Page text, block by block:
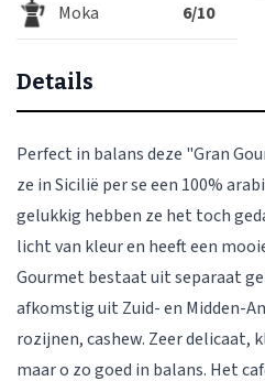
Moka 6/10
Details
Perfect in balans deze "Gran
ze in Sicilië per se een 100%
gelukkig hebben ze het toch
licht van kleur en heeft een
Gourmet bestaat uit separaat
afkomstig uit Zuid- en Midden-
rozijnen, cashew. Zeer
maar o zo goed in balans. Het